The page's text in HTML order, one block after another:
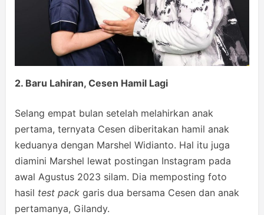
2. Baru Lahiran, Cesen Hamil Lagi
Selang empat bulan setelah melahirkan anak
pertama, ternyata Cesen diberitakan hamil anak
keduanya dengan Marshel Widianto. Hal itu juga
diamini Marshel lewat postingan Instagram pada
awal Agustus 2023 silam. Dia memposting foto
hasil test pack garis dua bersama Cesen dan anak
pertamanya, Gilandy.